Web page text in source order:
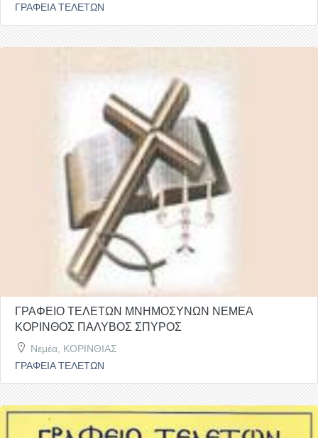
ΓΡΑΦΕΙΑ ΤΕΛΕΤΩΝ
ΓΡΑΦΕΙΟ ΤΕΛΕΤΩΝ ΜΝΗΜΟΣΥΝΩΝ ΝΕΜΕΑ
ΚΟΡΙΝΘΟΣ ΠΑΛΥΒΟΣ ΣΠΥΡΟΣ
Νεμέα, ΚΟΡΙΝΘΙΑΣ
ΓΡΑΦΕΙΑ ΤΕΛΕΤΩΝ